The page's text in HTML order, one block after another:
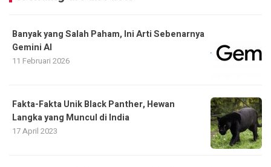
Banyak yang Salah Paham, Ini Arti Sebenarnya
Gemini AI
11 Februari 2026
Fakta-Fakta Unik Black Panther, Hewan
Langka yang Muncul di India
17 April 2023